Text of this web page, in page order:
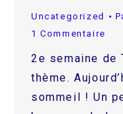
Uncategorized
1 Commentaire
2e semaine de
thème.
sommeil ! Un